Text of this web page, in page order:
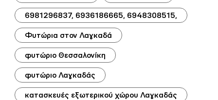
6981296837, 6936186665, 6948308515,
Φυτώρια στον Λαγκαδά
φυτώριο Θεσσαλονίκη
φυτώριο Λαγκαδάς
κατασκευές εξωτερικού χώρου Λαγκαδάς